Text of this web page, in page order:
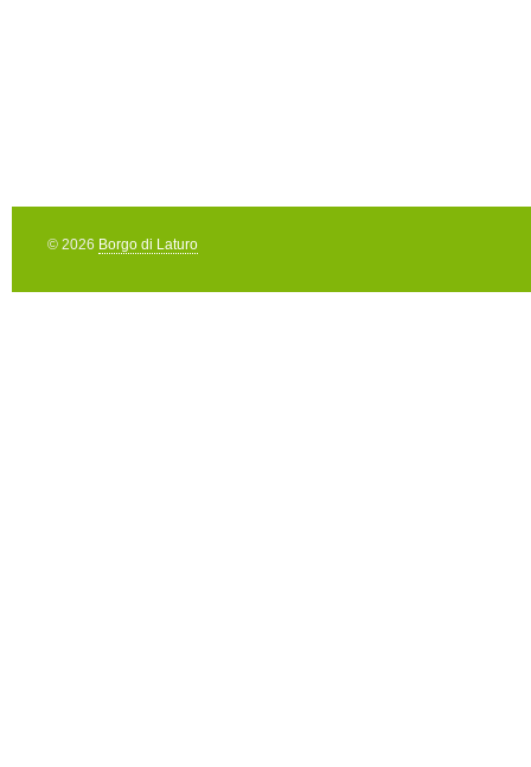
© 2026 Borgo di Laturo